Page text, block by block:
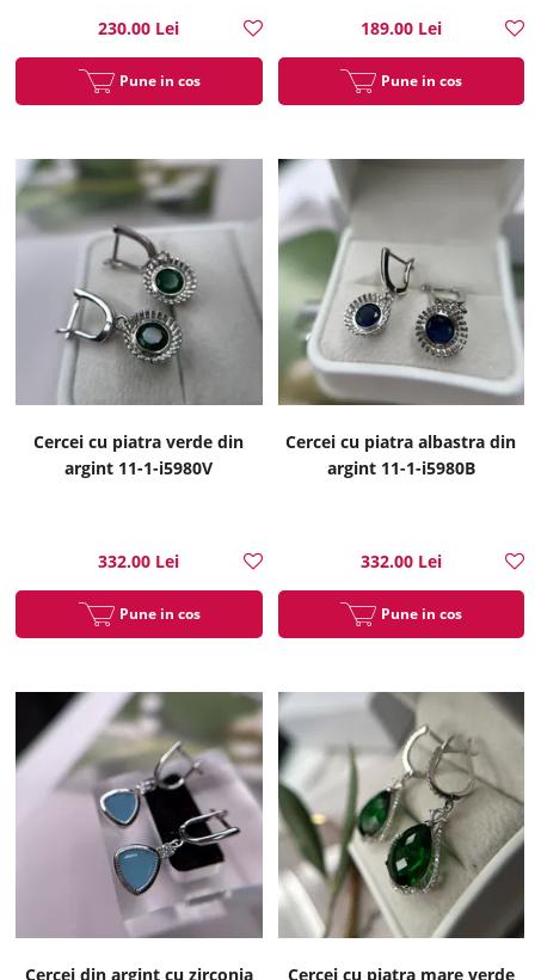
230.00 Lei
Pune in cos
189.00 Lei
Pune in cos
Cercei cu piatra verde din
argint 11-1-i5980V
332.00 Lei
Pune in cos
Cercei cu piatra albastra din
argint 11-1-i5980B
332.00 Lei
Pune in cos
Cercei din argint cu zirconia Cercei cu piatra mare verde